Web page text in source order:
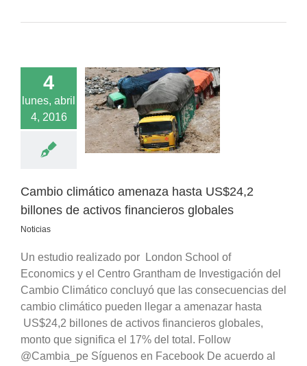
4
lunes, abril
4, 2016
amenaza
billones de
financieros
Cambio climático amenaza hasta US$24,2
billones de activos financieros globales
Noticias
Un estudio realizado por London School of
Economics y el Centro Grantham de Investigación del
Cambio Climático concluyó que las consecuencias del
cambio climático pueden llegar a amenazar hasta
US$24,2 billones de activos financieros globales,
monto que significa el 17% del total. Follow
@Cambia_pe Síguenos en Facebook De acuerdo al